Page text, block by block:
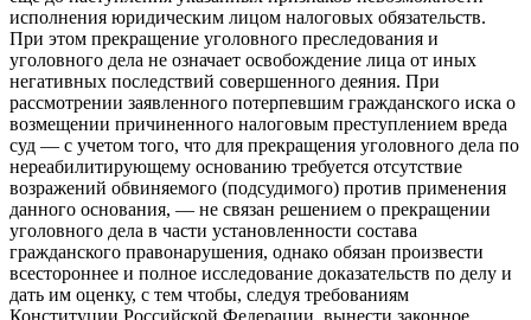
исполнения юридическим лицом налоговых обязательств.
При этом прекращение уголовного преследования и
уголовного дела не означает освобождение лица от иных
негативных последствий совершенного деяния. При
рассмотрении заявленного потерпевшим гражданского иска о
возмещении причиненного налоговым преступлением вреда
суд — с учетом того, что для прекращения уголовного дела по
нереабилитирующему основанию требуется отсутствие
возражений обвиняемого (подсудимого) против применения
данного основания, — не связан решением о прекращении
уголовного дела в части установленности состава
гражданского правонарушения, однако обязан произвести
всестороннее и полное исследование доказательств по делу и
дать им оценку, с тем чтобы, следуя требованиям
Конституции Российской Федерации, вынести законное,